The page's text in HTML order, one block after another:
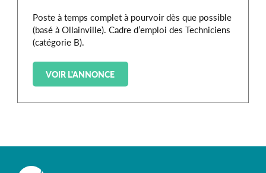
Poste à temps complet à pourvoir dès que possible
(basé à Ollainville). Cadre d’emploi des Techniciens
(catégorie B).
VOIR L'ANNONCE